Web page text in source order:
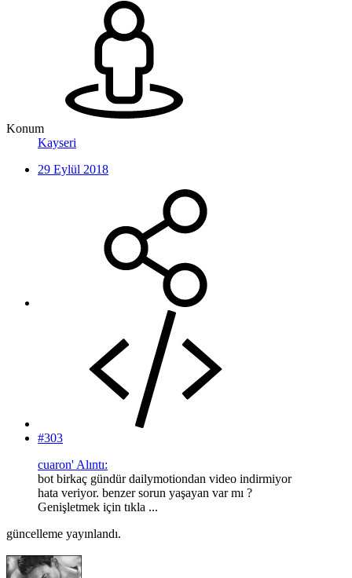
Konum
Kayseri
29 Eylül 2018
#303
cuaron' Alıntı:
bot birkaç gündür dailymotiondan video indirmiyor
hata veriyor. benzer sorun yaşayan var mı ?
Genişletmek için tıkla ...
güncelleme yayınlandı.